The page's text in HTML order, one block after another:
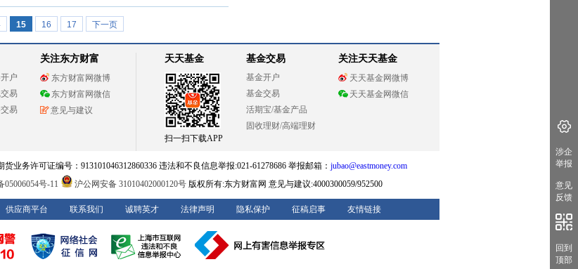
15 16 17 下一页
户
易
易
关注东方财富
东方财富网微博
东方财富网微信
意见与建议
天天基金
扫一扫下载APP
基金交易
基金开户
基金交易
活期宝/基金产品
固收理财/高端理财
关注天天基金
天天基金网微博
天天基金网微信
业务许可证编号：913101046312860336 违法和不良信息举报:021-61278686 举报邮箱： jubao@eastmoney.com
05006054号-11 沪公网安备 31010402000120号版权所有:东方财富网 意见与建议:4000300059/952500
供应商平台 联系我们 诚聘英才 法律声明 隐私保护 征稿启事 友情链接
涉企
举报
意见
反馈
回到
顶部